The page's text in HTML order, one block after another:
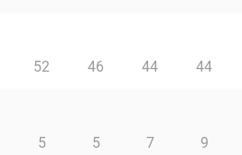
52 46 44 44
5 5 7 9